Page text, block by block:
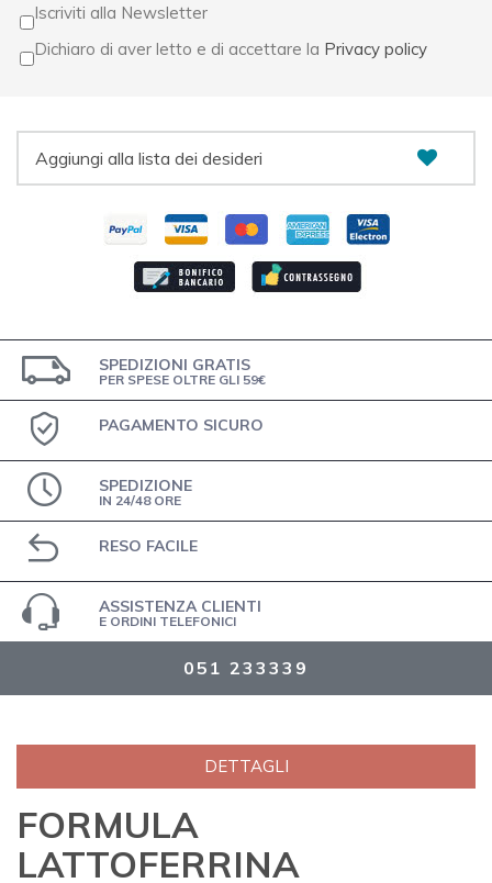
Iscriviti alla Newsletter
Dichiaro di aver letto e di accettare la Privacy policy
Aggiungi alla lista dei desideri
SPEDIZIONI GRATIS
PER SPESE OLTRE GLI 59€
PAGAMENTO SICURO
SPEDIZIONE
IN 24/48 ORE
RESO FACILE
ASSISTENZA CLIENTI
E ORDINI TELEFONICI
051 233339
DETTAGLI
FORMULA
LATTOFERRINA